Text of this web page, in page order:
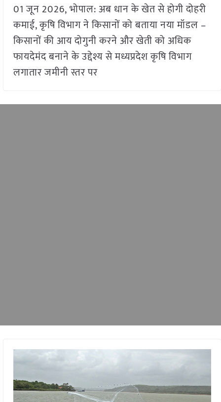
01 जून 2026, भोपाल: अब धान के खेत से होगी दोहरी
कमाई, कृषि विभाग ने किसानों को बताया नया मॉडल –
किसानों की आय दोगुनी करने और खेती को अधिक
फायदेमंद बनाने के उद्देश्य से मध्यप्रदेश कृषि विभाग
लगातार जमीनी स्तर पर